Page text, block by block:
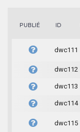
PUBLIÉ ID
dwc111
dwc112
dwc113
dwc114
dwc115